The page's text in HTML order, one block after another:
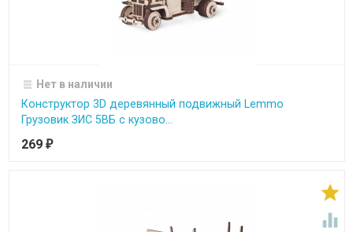
Нет в наличии
Конструктор 3D деревянный подвижный Lemmo
Грузовик ЗИС 5ВБ с кузово...
269 ₽

